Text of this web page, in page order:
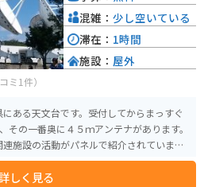
ミ1件）
ある天文台です。受付してからまっすぐ
の一番奥に４５ｍアンテナがあります。
施設の活動がパネルで紹介されていま
しく見る
混雑： 少し空いている
滞在： 1時間
施設： 屋外